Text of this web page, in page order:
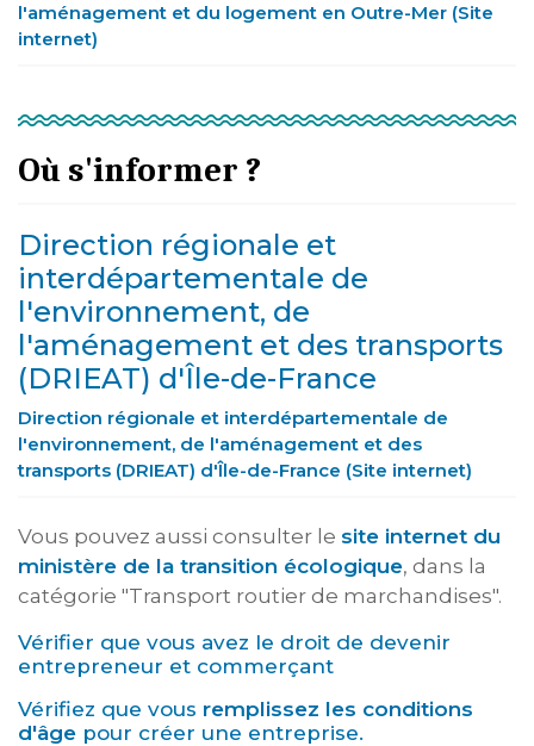
l'aménagement et du logement en Outre-Mer (Site
internet)
Où s'informer ?
Direction régionale et
interdépartementale de
l'environnement, de
l'aménagement et des transports
(DRIEAT) d'Île-de-France
Direction régionale et interdépartementale de
l'environnement, de l'aménagement et des
transports (DRIEAT) d'Île-de-France (Site internet)
Vous pouvez aussi consulter le site internet du
ministère de la transition écologique, dans la
catégorie "Transport routier de marchandises".
Vérifier que vous avez le droit de devenir
entrepreneur et commerçant
Vérifiez que vous remplissez les conditions
d'âge pour créer une entreprise.